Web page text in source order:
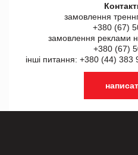
замовлення
+380 (67)
замовлення реклами
+380 (67)
інші питання: +380 (44)